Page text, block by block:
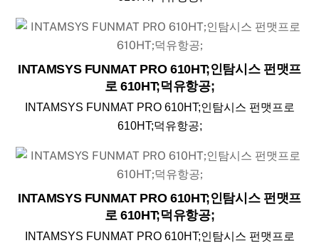
INTAMSYS FUNMAT PRO 610HT;인탐시스 펀맷프
로 610HT;덕유항공;
INTAMSYS FUNMAT PRO 610HT;인탐시스 펀맷프로
610HT;덕유항공;
INTAMSYS FUNMAT PRO 610HT;인탐시스 펀맷프
로 610HT;덕유항공;
INTAMSYS FUNMAT PRO 610HT;인탐시스 펀맷프로